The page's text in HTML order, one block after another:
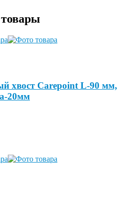
хвост Carepoint L-90 мм,
20мм